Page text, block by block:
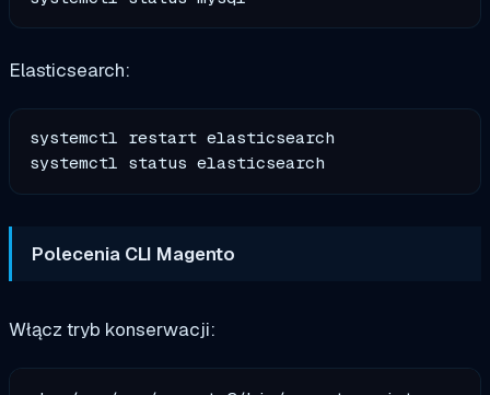
Elasticsearch:
systemctl restart elasticsearch
Polecenia CLI Magento
Włącz tryb konserwacji: